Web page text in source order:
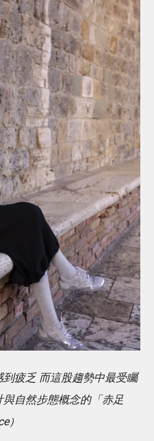
疲乏 而這股趨勢中最受矚
自然步態概念的「赤足
）